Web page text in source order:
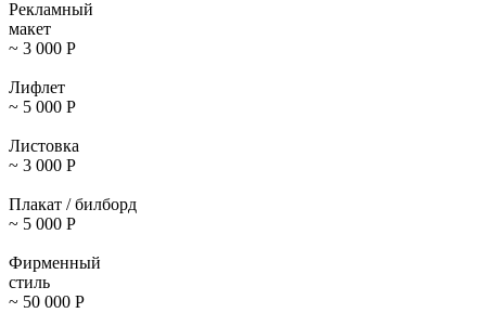
Рекламный
макет
~ 3 000 Р
Лифлет
~ 5 000 Р
Листовка
~ 3 000 Р
Плакат / билборд
~ 5 000 Р
Фирменный
стиль
~ 50 000 Р